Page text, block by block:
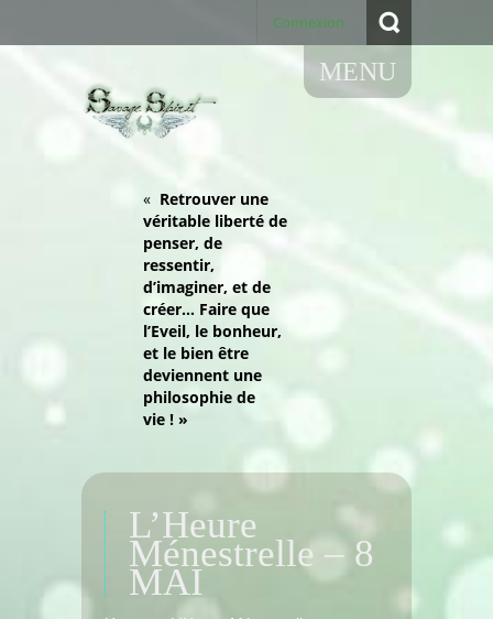
Connexion
MENU
« Retrouver une
véritable liberté de
penser, de
ressentir,
d’imaginer, et de
créer… Faire que
l’Eveil, le bonheur,
et le bien être
deviennent une
philosophie de
vie ! »
L’Heure
Ménestrelle – 8
MAI